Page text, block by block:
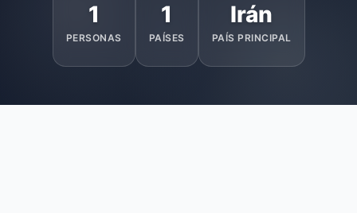
1
PERSONAS
1
PAÍSES
Irán
PAÍS PRINCIPAL